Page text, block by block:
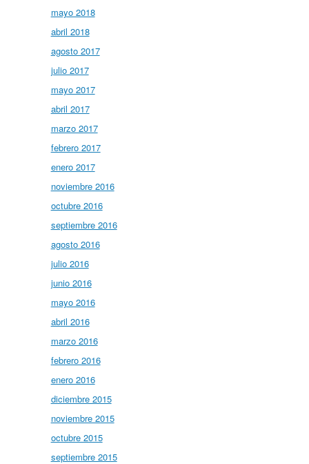
mayo 2018
abril 2018
agosto 2017
julio 2017
mayo 2017
abril 2017
marzo 2017
febrero 2017
enero 2017
noviembre 2016
octubre 2016
septiembre 2016
agosto 2016
julio 2016
junio 2016
mayo 2016
abril 2016
marzo 2016
febrero 2016
enero 2016
diciembre 2015
noviembre 2015
octubre 2015
septiembre 2015